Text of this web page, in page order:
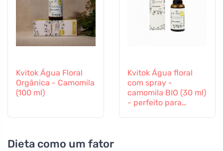
Kvitok Água Floral
Orgânica - Camomila
(100 ml)
Kvitok Água floral
com spray -
camomila BIO (30 ml)
- perfeito para
Dieta como um fator